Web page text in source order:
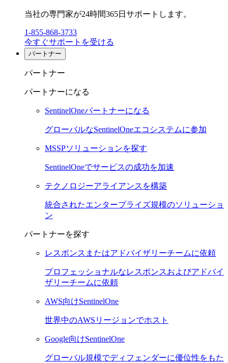
当社の専門家が24時間365日サポートします。
1-855-868-3733
今すぐサポートを受ける
パートナー
パートナー
パートナーになる
SentinelOneパートナーになる
グローバルなSentinelOneエコシステムに参加
MSSPソリューションを探す
SentinelOneでサービスの成功を加速
テクノロジーアライアンスを構築
統合されたエンタープライズ規模のソリューショ
ン
パートナーを探す
レスポンスまたはアドバイザリーチームに依頼
プロフェッショナルなレスポンスおよびアドバイ
ザリーチームに依頼
AWS向けSentinelOne
世界中のAWSリージョンでホスト
Google向けSentinelOne
グローバル規模でディフェンダーに優位性をもた